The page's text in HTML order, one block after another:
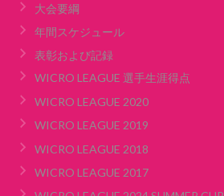
大会要綱
年間スケジュール
表彰および記録
WICRO LEAGUE 選手生涯得点
WICRO LEAGUE 2020
WICRO LEAGUE 2019
WICRO LEAGUE 2018
WICRO LEAGUE 2017